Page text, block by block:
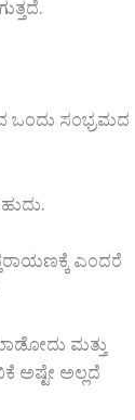
ಒಂದು ಸಂಭ್ರಮದ
ಎಂದರೆ
ಮತ್ತು
ಅಷ್ಟೇ ಅಲ್ಲದೆ